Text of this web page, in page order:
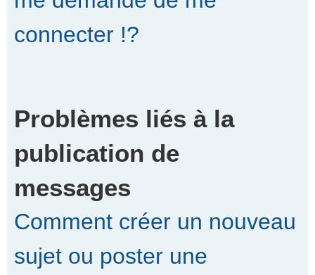
connecter !?
Problèmes liés à la
publication de
messages
Comment créer un nouveau
sujet ou poster une